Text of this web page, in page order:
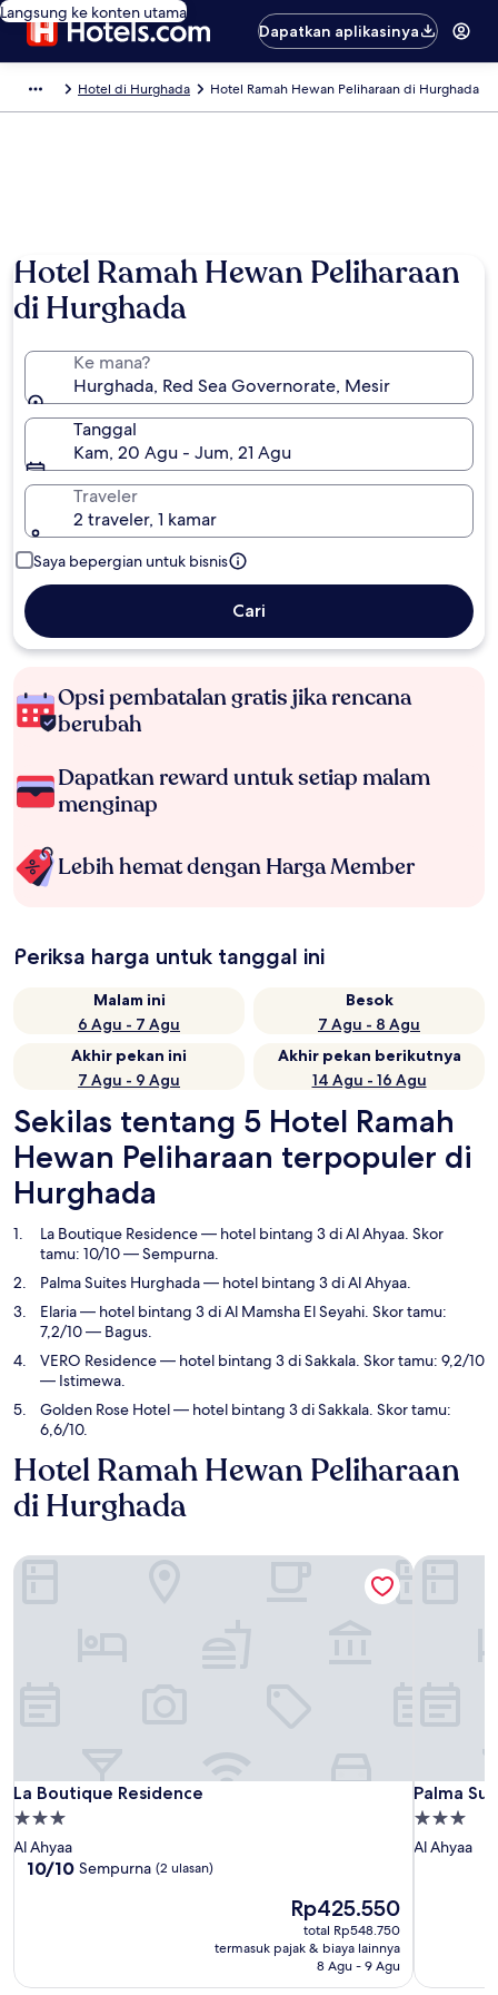
Langsung ke konten utama
Dapatkan aplikasinya
Hotel di Hurghada Hotel Ramah Hewan Peliharaan di Hurghada
Hotel Ramah Hewan Peliharaan
di Hurghada
Ke mana?
Hurghada, Red Sea Governorate, Mesir
Tanggal
Kam, 20 Agu - Jum, 21 Agu
Traveler
2 traveler, 1 kamar
Saya bepergian untuk bisnis
Cari
Opsi pembatalan gratis jika rencana
berubah
Dapatkan reward untuk setiap malam
menginap
Lebih hemat dengan Harga Member
Periksa harga untuk tanggal ini
Malam ini
6 Agu - 7 Agu
Besok
7 Agu - 8 Agu
Akhir pekan ini
7 Agu - 9 Agu
Akhir pekan berikutnya
14 Agu - 16 Agu
Sekilas tentang 5 Hotel Ramah
Hewan Peliharaan terpopuler di
Hurghada
La Boutique Residence— hotel bintang 3 di Al Ahyaa. Skor
tamu: 10/10 — Sempurna.
Palma Suites Hurghada— hotel bintang 3 di Al Ahyaa.
Elaria— hotel bintang 3 di Al Mamsha El Seyahi. Skor tamu:
7,2/10 — Bagus.
VERO Residence— hotel bintang 3 di Sakkala. Skor tamu: 9,2/10
— Istimewa.
Golden Rose Hotel— hotel bintang 3 di Sakkala. Skor tamu:
6,6/10.
Hotel Ramah Hewan Peliharaan
di Hurghada
La Boutique Residence
La Boutique Residence
Properti
bintang
3.0
Al Ahyaa
10.0
10/10 Sempurna (2 ulasan)
Harga
sekarang
Rp425.550
Rp425.550
total Rp548.750
termasuk pajak & biaya lainnya
8 Agu - 9 Agu
La Boutique Residence
Palma
Palma
Properti
bintang
Al Ahyaa
Palma